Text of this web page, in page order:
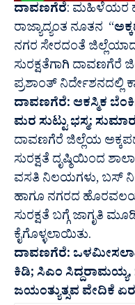
ದಾವಣಗೆರೆ: ಮಹಿಳೆಯರ
ರಾಜ್ಯಾದ್ಯಂತ ನೂತನ “
ನಗರ ಸೇರದಂತೆ
ಸುರಕ್ಷತೆಗಾಗಿ
ಪ್ರಶಾಂತ್ ನಿರ್ದೇಶನದಲ್ಲಿ
ದಾವಣಗೆರೆ: ಆಕಸ್ಮಿಕ
ಮರ ಸುಟ್ಟು ಭಸ್ಮ;
ದಾವಣಗೆರೆ ಜಿಲ್ಲೆಯ
ಸುರಕ್ಷತೆ ದೃಷ್ಠಿಯಿಂದ
ವಸತಿ ನಿಲಯಗಳು, ಬಸ್
ಹಾಗೂ ನಗರದ
ಸುರಕ್ಷತೆ ಬಗ್ಗೆ ಜಾಗೃತಿ
ಕೈಗೊಳ್ಳಲಾಯಿತು.
ದಾವಣಗೆರೆ:
ಕಿಡಿ; ಸಿಎಂ
ಜಯಂತ್ಯುತ್ಸವ ವೇದಿಕೆ